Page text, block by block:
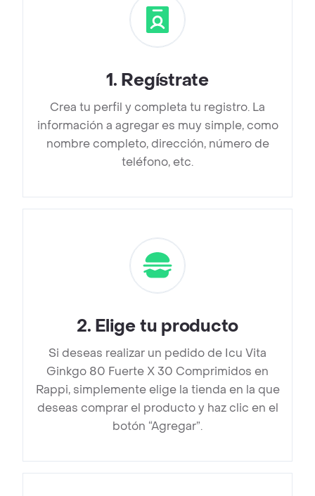
1. Regístrate
Crea tu perfil y completa tu registro. La
información a agregar es muy simple, como
nombre completo, dirección, número de
teléfono, etc.
2. Elige tu producto
Si deseas realizar un pedido de Icu Vita
Ginkgo 80 Fuerte X 30 Comprimidos en
Rappi, simplemente elige la tienda en la que
deseas comprar el producto y haz clic en el
botón “Agregar”.